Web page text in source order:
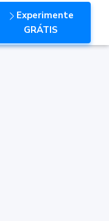
Experimente
GRÁTIS